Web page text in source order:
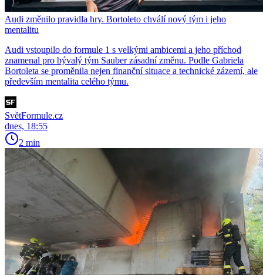
Audi změnilo pravidla hry. Bortoleto chválí nový tým i jeho
mentalitu
Audi vstoupilo do formule 1 s velkými ambicemi a jeho příchod
znamenal pro bývalý tým Sauber zásadní změnu. Podle Gabriela
Bortoleta se proměnila nejen finanční situace a technické zázemí, ale
především mentalita celého týmu.
SvětFormule.cz
dnes, 18:55
2 min